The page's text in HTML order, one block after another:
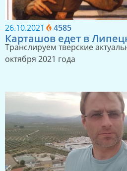
26.10.2021 4585
Карташов едет в
Транслируем тверские
октября 2021 года